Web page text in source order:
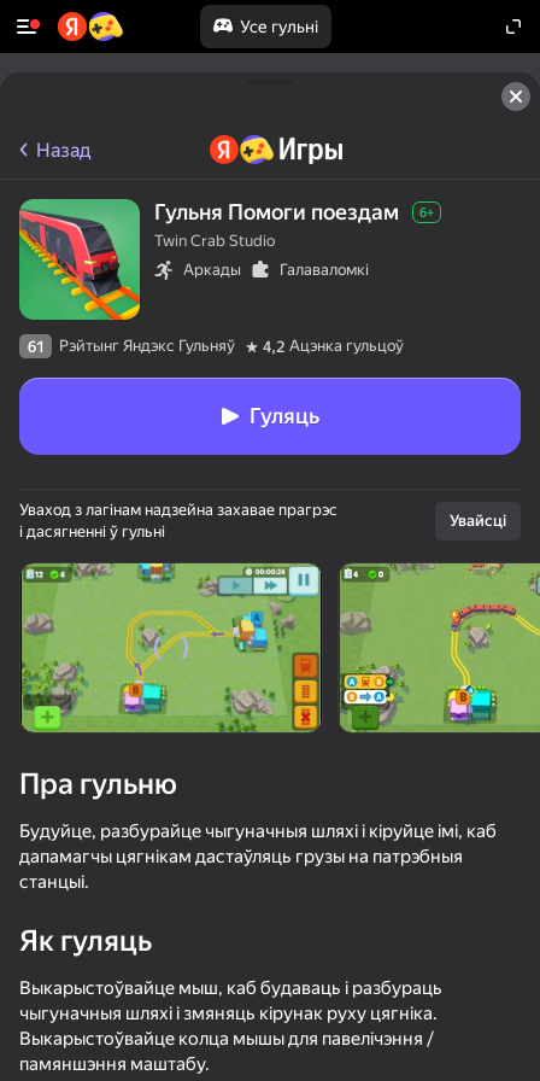
Усе гульні
Павярніце прыладу
Гульня працуе толькі ў гарызантальнай
арыентацыі
ГУЛЯЦЬ
Ломай и Круши
63
Pixel Car Racer
Назад
Гульня Помоги поездам 6+
Twin Crab Studio
Аркады
Галаваломкі
61 Рэйтынг Яндэкс Гульняў 4,2 Ацэнка гульцоў
Гуляць
Уваход з лагінам надзейна захавае прагрэс
і дасягненні ў гульні
Увайсці
Пра гульню
Будуйце, разбурайце чыгуначныя шляхі і кіруйце імі, каб
дапамагчы цягнікам дастаўляць грузы на патрэбныя
станцыі.
Як гуляць
Выкарыстоўвайце мыш, каб будаваць і разбураць
чыгуначныя шляхі і змяняць кірунак руху цягніка.
Выкарыстоўвайце колца мышы для павелічэння /
памяншэння маштабу.